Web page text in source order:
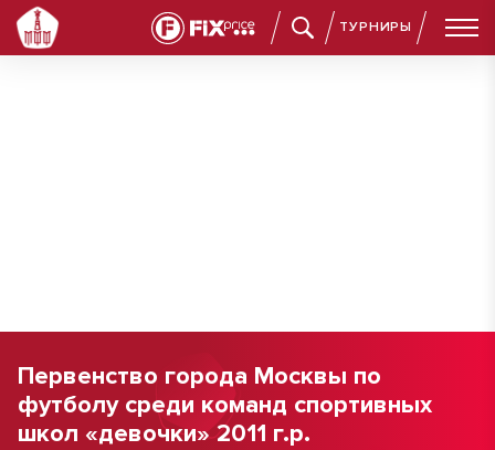
ТУРНИРЫ
Первенство города Москвы по
футболу среди команд спортивных
школ «девочки» 2011 г.р.